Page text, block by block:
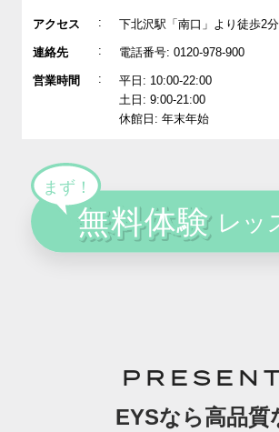
アクセス : 下北沢駅「南口」より徒歩2分
連絡先 : 電話番号: 0120-978-900
営業時間 :
平日: 10:00-22:00
土日: 9:00-21:00
休館日: 年末年始
PRESENT
EYSなら高品質